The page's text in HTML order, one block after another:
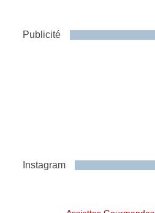
Publicité
Instagram